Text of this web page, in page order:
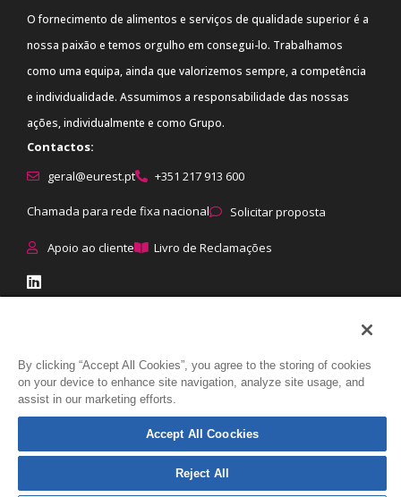
O fornecimento de alimentos e serviços de qualidade superior é a
nossa paixão e temos orgulho em consegui-lo. Trabalhamos
como uma equipa, ainda que valorizemos sempre, a competência
e individualidade. Assumimos a responsabilidade das nossas
ações, individualmente e como Grupo.
Contactos:
geral@eurest.pt
+351 217 913 600
Chamada para rede fixa nacional Solicitar proposta
Apoio ao cliente Livro de Reclamações
Privacidade|Política de Cookies |Direitos dos titulares|Como tratamos
By clicking “Accept All Cookies”, you agree to the storing of cookies
on your device to enhance site navigation, analyze site usage, and
assist in our marketing efforts.
Accept All Coockies
Reject All